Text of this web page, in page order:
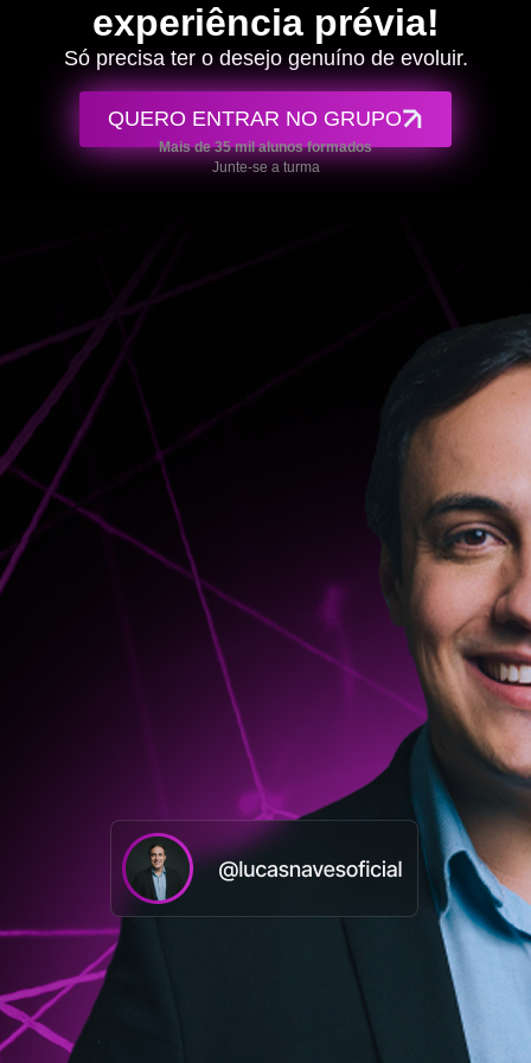
experiência prévia!
Só precisa ter o desejo genuíno de evoluir.
QUERO ENTRAR NO GRUPO
Mais de 35 mil alunos formados
Junte-se a turma